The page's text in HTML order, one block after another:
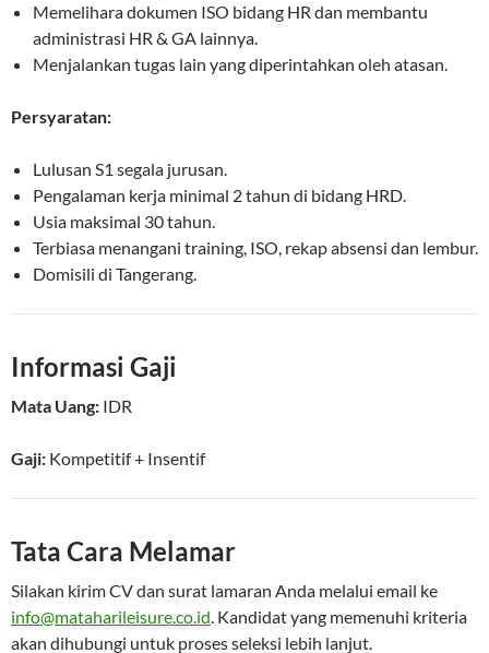
Memelihara dokumen ISO bidang HR dan membantu
administrasi HR & GA lainnya.
Menjalankan tugas lain yang diperintahkan oleh atasan.
Persyaratan:
Lulusan S1 segala jurusan.
Pengalaman kerja minimal 2 tahun di bidang HRD.
Usia maksimal 30 tahun.
Terbiasa menangani training, ISO, rekap absensi dan lembur.
Domisili di Tangerang.
Informasi Gaji
Mata Uang: IDR
Gaji: Kompetitif+ Insentif
Tata Cara Melamar
Silakan kirim CV dan surat lamaran Anda melalui email ke
info@mataharileisure.co.id. Kandidat yang memenuhi kriteria
akan dihubungi untuk proses seleksi lebih lanjut.